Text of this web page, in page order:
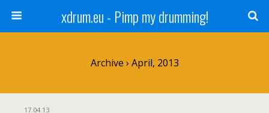
xdrum.eu - Pimp my drumming!
Archive › April, 2013
17.04.13